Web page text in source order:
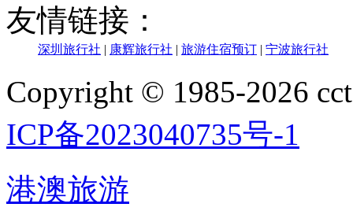
友情链接：
深圳旅行社 | 康辉旅行社 | 旅游住宿预订 | 宁波旅行社
Copyright © 1985-2026
ICP备2023040735号-1
港澳旅游